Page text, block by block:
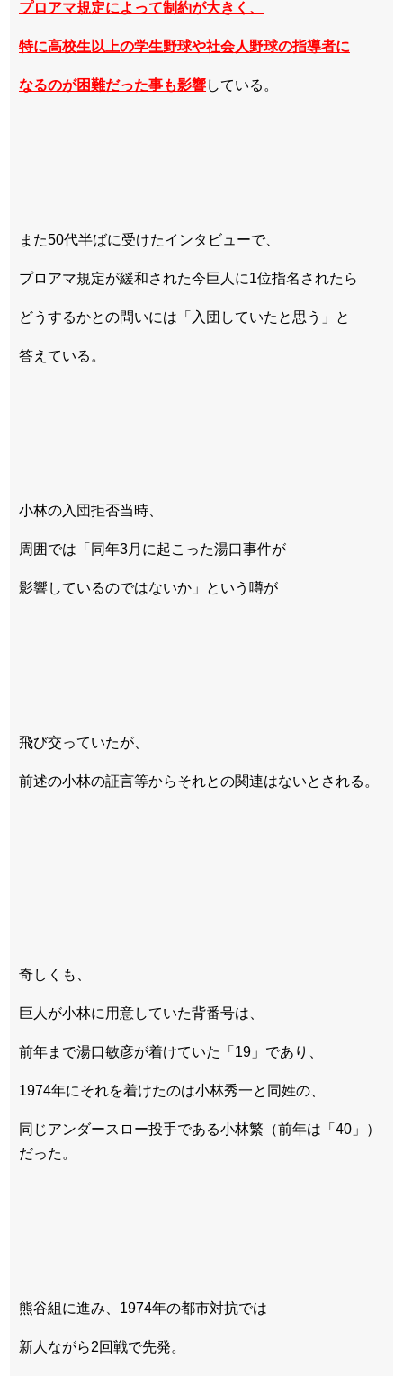
プロアマ規定によって制約が大きく、
特に高校生以上の学生野球や社会人野球の指導者に
なるのが困難だった事も影響している。
また50代半ばに受けたインタビューで、
プロアマ規定が緩和された今巨人に1位指名されたら
どうするかとの問いには「入団していたと思う」と
答えている。
小林の入団拒否当時、
周囲では「同年3月に起こった湯口事件が
影響しているのではないか」という噂が
飛び交っていたが、
前述の小林の証言等からそれとの関連はないとされる。
奇しくも、
巨人が小林に用意していた背番号は、
前年まで湯口敏彦が着けていた「19」であり、
1974年にそれを着けたのは小林秀一と同姓の、
同じアンダースロー投手である小林繁（前年は「40」）
だった。
熊谷組に進み、1974年の都市対抗では
新人ながら2回戦で先発。